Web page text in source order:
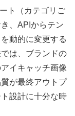
ト（カテゴリご
、APIからテン
動的に変更する
は、ブランドの
イキャッチ画像
が最終アウトプ
設計に十分な時